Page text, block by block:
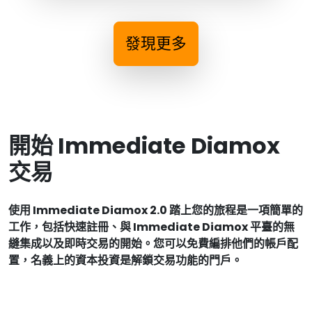
發現更多
開始 Immediate Diamox
交易
使用 Immediate Diamox 2.0 踏上您的旅程是一項簡單的
工作，包括快速註冊、與 Immediate Diamox 平臺的無
縫集成以及即時交易的開始。您可以免費編排他們的帳戶配
置，名義上的資本投資是解鎖交易功能的門戶。